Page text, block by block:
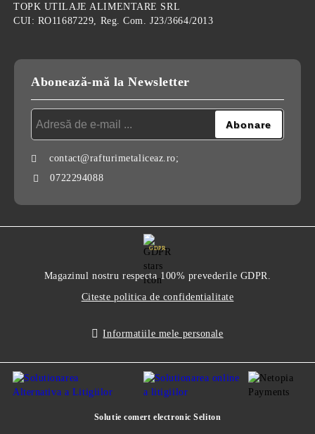
TOPK UTILAJE ALIMENTARE SRL
CUI: RO11687229, Reg. Com. J23/3664/2013
Abonează-mă la Newsletter
contact@rafturimetaliceaz.ro;
0722294088
GDPR
Magazinul nostru respecta 100% prevederile GDPR.
Citeste politica de confidentialitate
Informatiile mele personale
Solutie comert electronic Seliton